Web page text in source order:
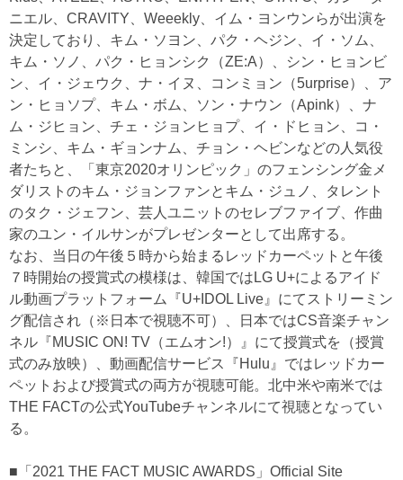
ニエル、CRAVITY、Weeekly、イム・ヨンウンらが出演を
決定しており、キム・ソヨン、パク・ヘジン、イ・ソム、
キム・ソノ、パク・ヒョンシク（ZE:A）、シン・ヒョンビ
ン、イ・ジェウク、ナ・イヌ、コンミョン（5urprise）、ア
ン・ヒョソプ、キム・ボム、ソン・ナウン（Apink）、ナ
ム・ジヒョン、チェ・ジョンヒョプ、イ・ドヒョン、コ・
ミンシ、キム・ギョンナム、チョン・ヘビンなどの人気役
者たちと、「東京2020オリンピック」のフェンシング金メ
ダリストのキム・ジョンファンとキム・ジュノ、タレント
のタク・ジェフン、芸人ユニットのセレブファイブ、作曲
家のユン・イルサンがプレゼンターとして出席する。
なお、当日の午後５時から始まるレッドカーペットと午後
７時開始の授賞式の模様は、韓国ではLG U+によるアイド
ル動画プラットフォーム『U+IDOL Live』にてストリーミン
グ配信され（※日本で視聴不可）、日本ではCS音楽チャン
ネル『MUSIC ON! TV（エムオン!）』にて授賞式を（授賞
式のみ放映）、動画配信サービス『Hulu』ではレッドカー
ペットおよび授賞式の両方が視聴可能。北中米や南米では
THE FACTの公式YouTubeチャンネルにて視聴となってい
る。
■「2021 THE FACT MUSIC AWARDS」Official Site